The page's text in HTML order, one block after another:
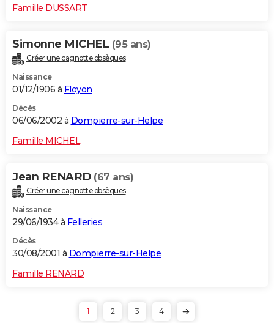
Famille DUSSART
Simonne MICHEL (95 ans)
Créer une cagnotte obsèques
Naissance
01/12/1906 à Floyon
Décès
06/06/2002 à Dompierre-sur-Helpe
Famille MICHEL
Jean RENARD (67 ans)
Créer une cagnotte obsèques
Naissance
29/06/1934 à Felleries
Décès
30/08/2001 à Dompierre-sur-Helpe
Famille RENARD
1 2 3 4